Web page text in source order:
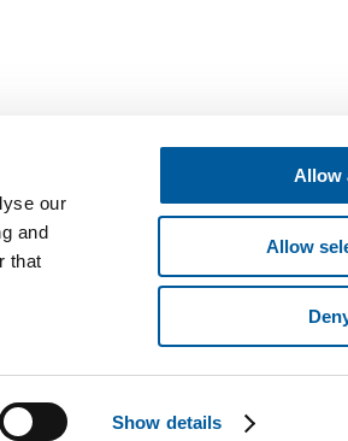
our
and
that
Show details
Allow
Allow
Pyšelská 2327/2, Chodov, 149 00 Praha